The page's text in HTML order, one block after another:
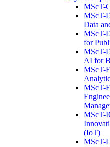
MScT-
MScT-
Data
MScT-
for
MScT-
AI for
MScT-
MScT-
MScT-
(IoT)
MScT-